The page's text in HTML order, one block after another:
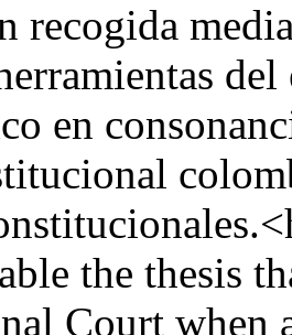
recogida
en
the thesis
Court when